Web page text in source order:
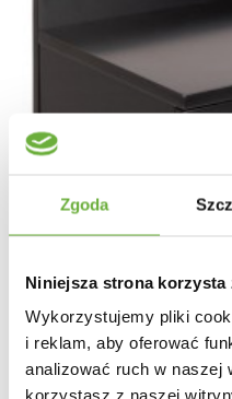
Zgoda
Niniejsza strona
Wykorzystujemy pliki
i reklam, aby oferować
analizować ruch w naszej
korzystasz z naszej
SZAFKA NOCNA